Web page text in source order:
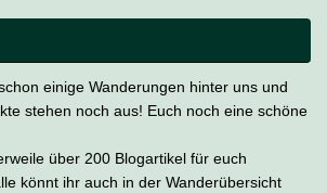
einige Wanderungen hinter uns und
stehen noch aus! Euch noch eine schöne
über 200 Blogartikel für euch
könnt ihr auch in der Wanderübersicht